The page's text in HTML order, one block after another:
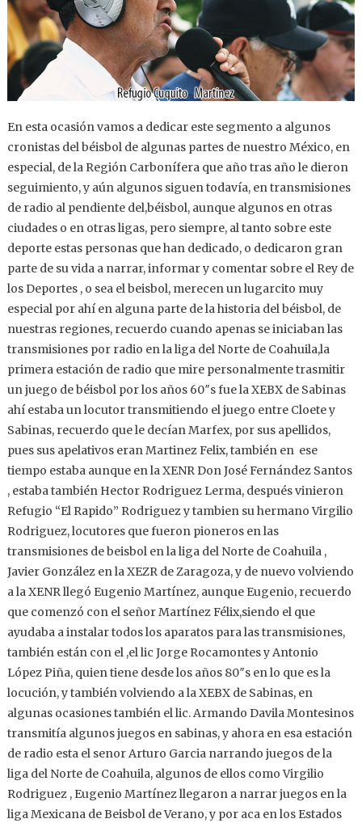
En esta ocasión vamos a dedicar este segmento a algunos
cronistas del béisbol de algunas partes de nuestro México, en
especial, de la Región Carbonífera que año tras año le dieron
seguimiento, y aún algunos siguen todavía, en transmisiones
de radio al pendiente del,béisbol, aunque algunos en otras
ciudades o en otras ligas, pero siempre, al tanto sobre este
deporte estas personas que han dedicado, o dedicaron gran
parte de su vida a narrar, informar y comentar sobre el Rey de
los Deportes , o sea el beisbol, merecen un lugarcito muy
especial por ahí en alguna parte de la historia del béisbol, de
nuestras regiones, recuerdo cuando apenas se iniciaban las
transmisiones por radio en la liga del Norte de Coahuila,la
primera estación de radio que mire personalmente trasmitir
un juego de béisbol por los años 60″s fue la XEBX de Sabinas
ahí estaba un locutor transmitiendo el juego entre Cloete y
Sabinas, recuerdo que le decían Marfex, por sus apellidos,
pues sus apelativos eran Martinez Felix, también en ese
tiempo estaba aunque en la XENR Don José Fernández Santos
, estaba también Hector Rodriguez Lerma, después vinieron
Refugio “El Rapido” Rodriguez y tambien su hermano Virgilio
Rodriguez, locutores que fueron pioneros en las
transmisiones de beisbol en la liga del Norte de Coahuila ,
Javier González en la XEZR de Zaragoza, y de nuevo volviendo
a la XENR llegó Eugenio Martínez, aunque Eugenio, recuerdo
que comenzó con el señor Martínez Félix,siendo el que
ayudaba a instalar todos los aparatos para las transmisiones,
también están con el ,el lic Jorge Rocamontes y Antonio
López Piña, quien tiene desde los años 80″s en lo que es la
locución, y también volviendo a la XEBX de Sabinas, en
algunas ocasiones también el lic. Armando Davila Montesinos
transmitía algunos juegos en sabinas, y ahora en esa estación
de radio esta el senor Arturo Garcia narrando juegos de la
liga del Norte de Coahuila, algunos de ellos como Virgilio
Rodriguez , Eugenio Martínez llegaron a narrar juegos en la
liga Mexicana de Beisbol de Verano, y por aca en los Estados